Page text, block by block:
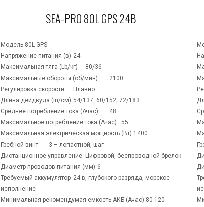
SEA-PRO 80L GPS 24В
Модель	80L GPS
Напряжение питания (в)	24
Максимальная тяга (Lb/кг)	80/36
Максимальные обороты (об/мин)	2100
Регулировка скорости	Плавно
Длина дейдвуда (in/см)	54/137, 60/152, 72/183
Среднее потребление тока (Ачас)	48
Максимальное потребление тока (Ачас)	55
Максимальная электрическая мощность (Вт)	1400
Гребной винт	3 – лопастной, шаг
Диаметр проводов питания (мм)	6
Требуемый аккумулятор	24 в, глубокого разряда, морское
исполнение
Минимальная рекомендумая емкость АКБ (Ачас)	80-120